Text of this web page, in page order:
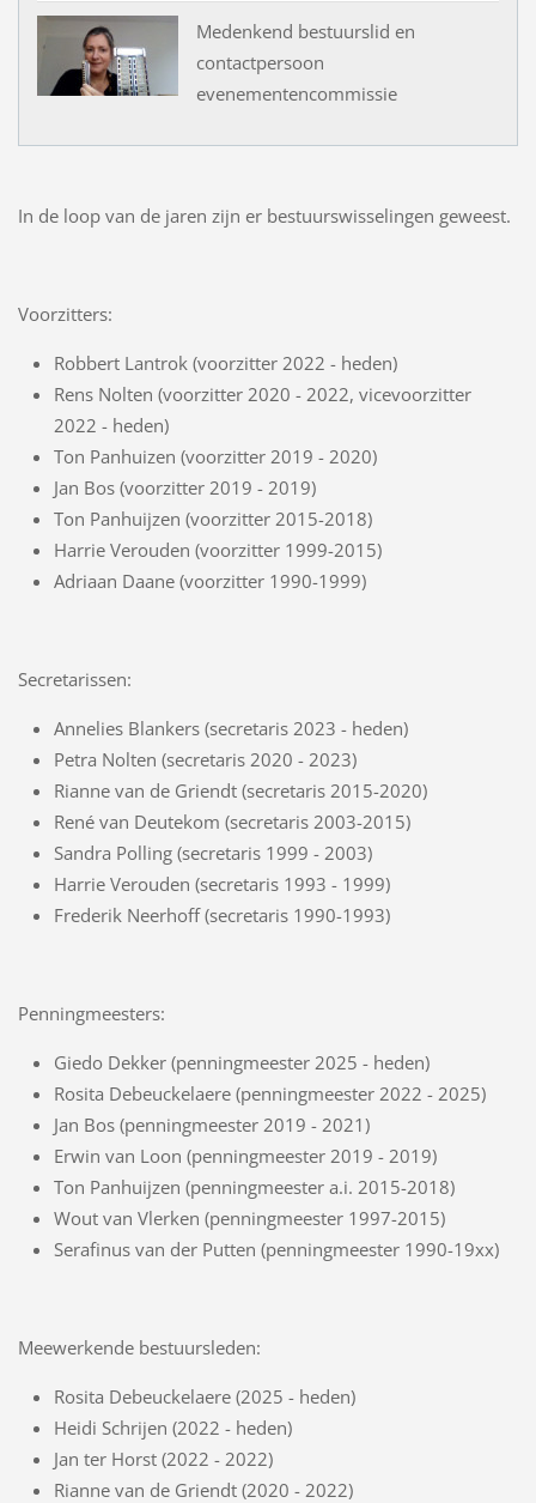
Medenkend bestuurslid en
contactpersoon
evenementencommissie
In de loop van de jaren zijn er bestuurswisselingen geweest.
Voorzitters:
Robbert Lantrok (voorzitter 2022 - heden)
Rens Nolten (voorzitter 2020 - 2022, vicevoorzitter
2022 - heden)
Ton Panhuizen (voorzitter 2019 - 2020)
Jan Bos (voorzitter 2019 - 2019)
Ton Panhuijzen (voorzitter 2015-2018)
Harrie Verouden (voorzitter 1999-2015)
Adriaan Daane (voorzitter 1990-1999)
Secretarissen:
Annelies Blankers (secretaris 2023 - heden)
Petra Nolten (secretaris 2020 - 2023)
Rianne van de Griendt (secretaris 2015-2020)
René van Deutekom (secretaris 2003-2015)
Sandra Polling (secretaris 1999 - 2003)
Harrie Verouden (secretaris 1993 - 1999)
Frederik Neerhoff (secretaris 1990-1993)
Penningmeesters:
Giedo Dekker (penningmeester 2025 - heden)
Rosita Debeuckelaere (penningmeester 2022 - 2025)
Jan Bos (penningmeester 2019 - 2021)
Erwin van Loon (penningmeester 2019 - 2019)
Ton Panhuijzen (penningmeester a.i. 2015-2018)
Wout van Vlerken (penningmeester 1997-2015)
Serafinus van der Putten (penningmeester 1990-19xx)
Meewerkende bestuursleden:
Rosita Debeuckelaere (2025 - heden)
Heidi Schrijen (2022 - heden)
Jan ter Horst (2022 - 2022)
Rianne van de Griendt (2020 - 2022)